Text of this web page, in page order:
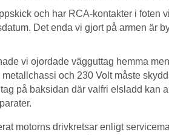
och har RCA-kontakter i foten
Det enda vi gjort på armen är
vi ojordade vägguttag hemma
och 230 Volt måste
på baksidan där valfri elsladd kan
motorns drivkretsar enligt